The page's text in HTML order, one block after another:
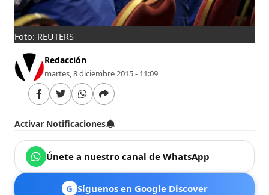
Foto: REUTERS
Redacción
martes, 8 diciembre 2015 - 11:09
Activar Notificaciones
Únete a nuestro canal de WhatsApp
G Síguenos en Google Discover